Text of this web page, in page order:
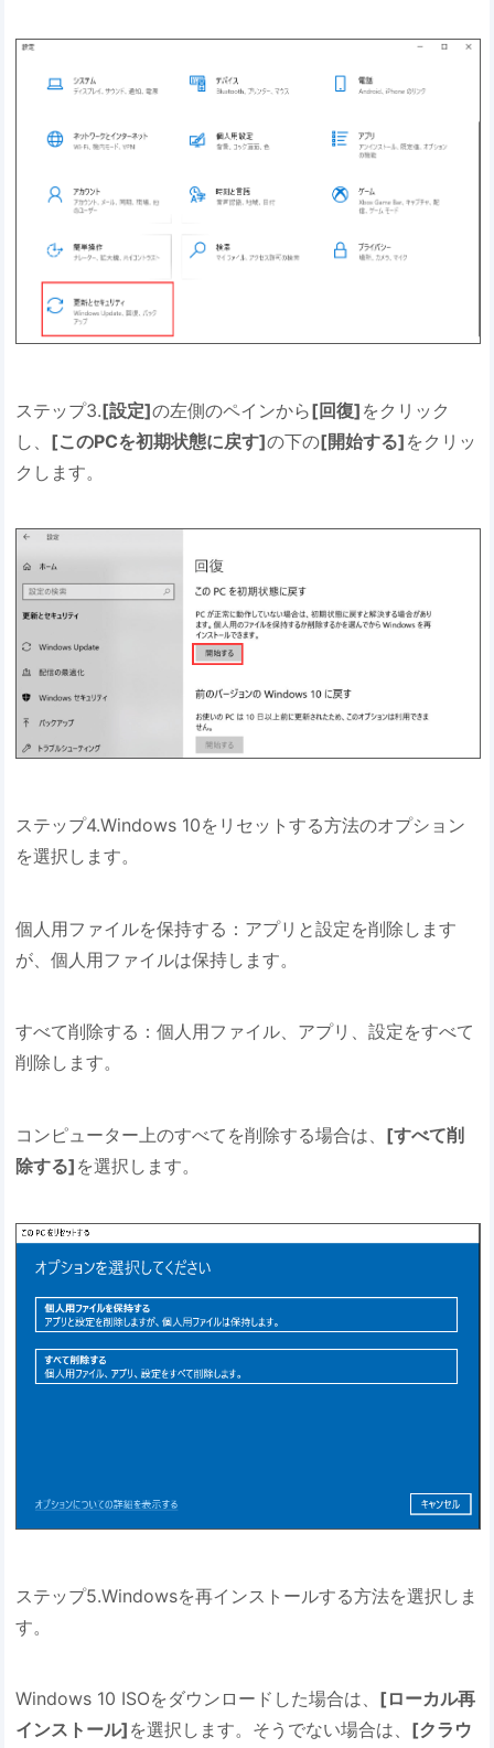
ステップ3.[設定]の左側のペインから[回復] をクリック
し、 [このPCを初期状態に戻す]の下の[開始する] をクリッ
クします。
ステップ4.Windows 10をリセットする方法のオプション
を選択します。
個人用ファイルを保持する：アプリと設定を削除します
が、個人用ファイルは保持します。
すべて削除する：個人用ファイル、アプリ、設定をすべて
削除します。
コンピューター上のすべてを削除する場合は、 [すべて削
除する] を選択します。
ステップ5.Windowsを再インストールする方法を選択しま
す。
Windows 10 ISOをダウンロードした場合は、 [ローカル再
インストール] を選択します。そうでない場合は、 [クラウ